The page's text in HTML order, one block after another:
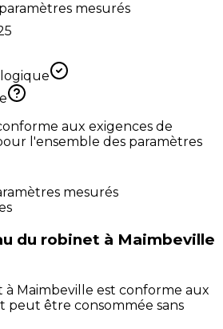
paramètres mesurés
aux exigences de
l'ensemble des paramètres
mesurés
du robinet à Maimbeville
Maimbeville est conforme aux
peut être consommée sans